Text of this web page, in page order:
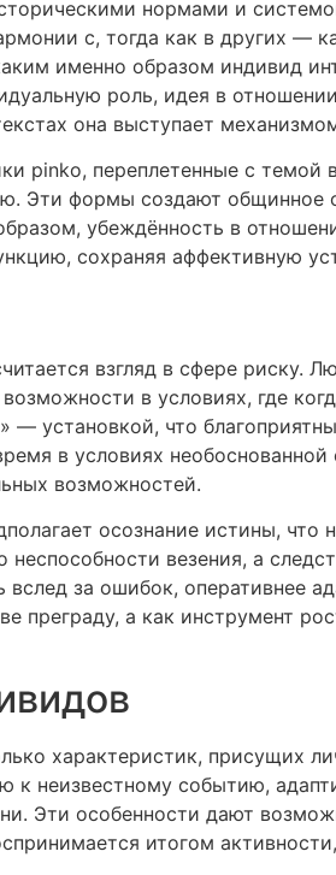
нормами и
с, тогда как в других —
именно образом индивид
роль, идея в
она выступает
pinko, переплетенные с
Эти формы создают общинное
убеждённость в
сохраняя аффективную
взгляд в сфере риску.
в условиях, где
установкой, что
в условиях
возможностей.
осознание истины,
везения, а
за ошибок, оперативнее
преграду, а как инструмент
характеристик, присущих
к неизвестному событию,
Эти особенности дают
итогом